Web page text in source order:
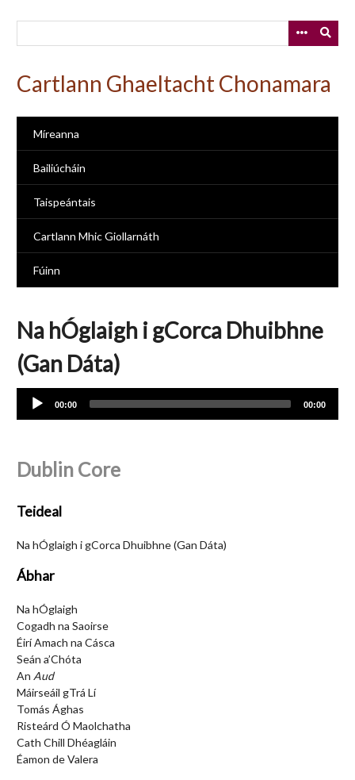
Cartlann Ghaeltacht Chonamara
Míreanna
Bailiúcháin
Taispeántais
Cartlann Mhic Giollarnáth
Fúinn
Na hÓglaigh i gCorca Dhuibhne
(Gan Dáta)
Audio
Player
00:00 00:00
Dublin Core
Teideal
Na hÓglaigh i gCorca Dhuibhne (Gan Dáta)
Ábhar
Na hÓglaigh
Cogadh na Saoirse
Éirí Amach na Cásca
Seán a’Chóta
An Aud
Máirseáil gTrá Lí
Tomás Ághas
Risteárd Ó Maolchatha
Cath Chill Dhéagláin
Éamon de Valera